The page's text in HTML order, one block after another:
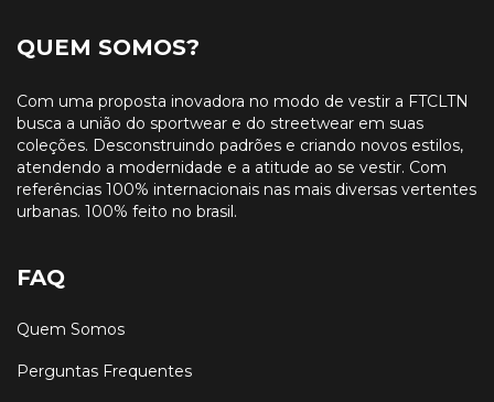
QUEM SOMOS?
Com uma proposta inovadora no modo de vestir a FTCLTN
busca a união do sportwear e do streetwear em suas
coleções. Desconstruindo padrões e criando novos estilos,
atendendo a modernidade e a atitude ao se vestir. Com
referências 100% internacionais nas mais diversas vertentes
urbanas. 100% feito no brasil.
FAQ
Quem Somos
Perguntas Frequentes